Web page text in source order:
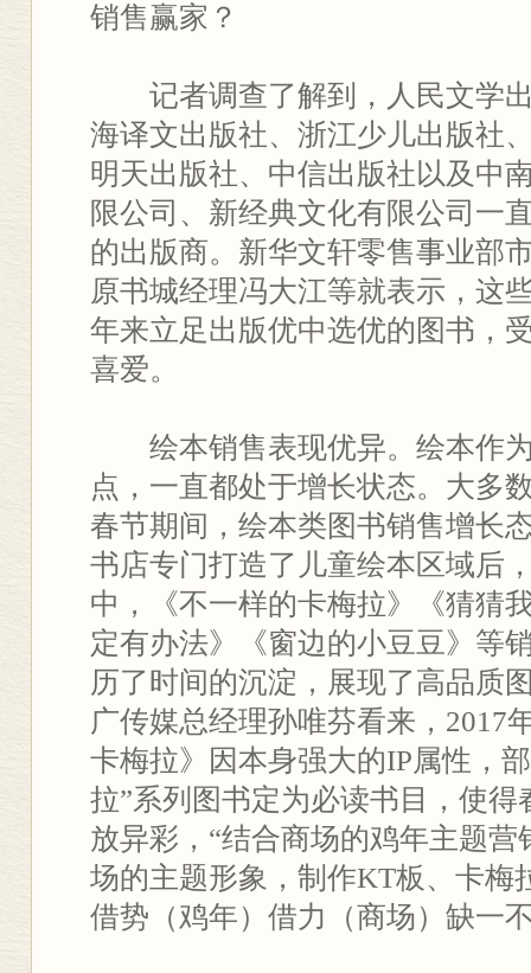
销售赢家？
记者调查了解到，人民文学出
海译文出版社、浙江少儿出版社
明天出版社、中信出版社以及中
限公司、新经典文化有限公司一
的出版商。新华文轩零售事业部
原书城经理冯大江等就表示，这
年来立足出版优中选优的图书，
喜爱。
绘本销售表现优异。绘本作为
点，一直都处于增长状态。大多
春节期间，绘本类图书销售增长
书店专门打造了儿童绘本区域后
中，《不一样的卡梅拉》《猜猜
定有办法》《窗边的小豆豆》等
历了时间的沉淀，展现了高品质
广传媒总经理孙唯芬看来，2017
卡梅拉》因本身强大的IP属性，
拉”系列图书定为必读书目，使
放异彩，“结合商场的鸡年主题
场的主题形象，制作KT板、卡梅
借势（鸡年）借力（商场）缺一